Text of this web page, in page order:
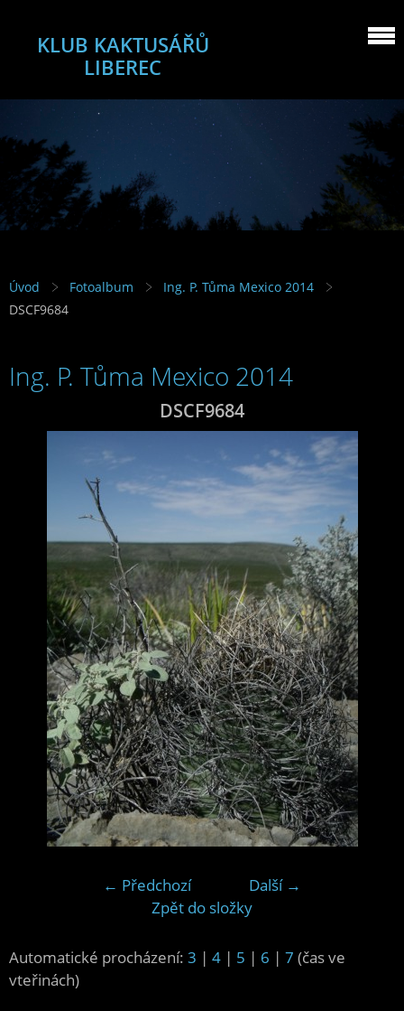
KLUB KAKTUSÁŘŮ
LIBEREC
Úvod Fotoalbum
Ing. P. Tůma Mexico 2014
DSCF9684
Ing. P. Tůma Mexico 2014
DSCF9684
← Předchozí
Další →
Zpět do složky
Automatické procházení: 3 | 4 | 5 | 6 | 7 (čas ve
vteřinách)